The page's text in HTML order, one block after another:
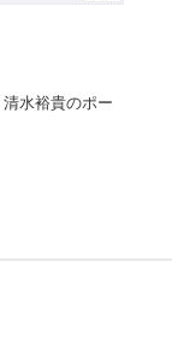
水裕貴のポー